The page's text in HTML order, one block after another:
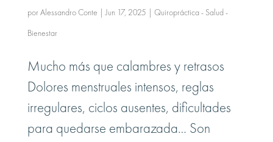
por Alessandro Conte |Jun 17, 2025 Quiropráctica - Salud -
Bienestar
Mucho más que calambres y retrasos
Dolores menstruales intensos, reglas
irregulares, ciclos ausentes, dificultades
para quedarse embarazada… Son